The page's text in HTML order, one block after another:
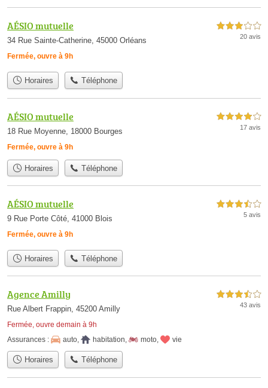
AÉSIO mutuelle
34 Rue Sainte-Catherine, 45000 Orléans
Fermée, ouvre à 9h
3,0 étoiles sur 5
20 avis
Horaires Téléphone
AÉSIO mutuelle
18 Rue Moyenne, 18000 Bourges
Fermée, ouvre à 9h
4,0 étoiles sur 5
17 avis
Horaires Téléphone
AÉSIO mutuelle
9 Rue Porte Côté, 41000 Blois
Fermée, ouvre à 9h
3,5 étoiles sur 5
5 avis
Horaires Téléphone
Agence Amilly
Rue Albert Frappin, 45200 Amilly
Fermée, ouvre demain à 9h
3,5 étoiles sur 5
43 avis
Assurances : auto, habitation, moto, vie
Horaires Téléphone